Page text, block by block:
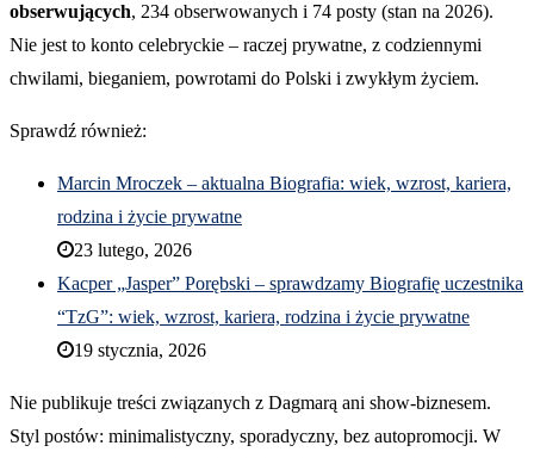
obserwujących, 234 obserwowanych i 74 posty (stan na 2026).
Nie jest to konto celebryckie – raczej prywatne, z codziennymi
chwilami, bieganiem, powrotami do Polski i zwykłym życiem.
Sprawdź również:
Marcin Mroczek – aktualna Biografia: wiek, wzrost, kariera,
rodzina i życie prywatne
23 lutego, 2026
Kacper „Jasper” Porębski – sprawdzamy Biografię uczestnika
“TzG”: wiek, wzrost, kariera, rodzina i życie prywatne
19 stycznia, 2026
Nie publikuje treści związanych z Dagmarą ani show-biznesem.
Styl postów: minimalistyczny, sporadyczny, bez autopromocji. W